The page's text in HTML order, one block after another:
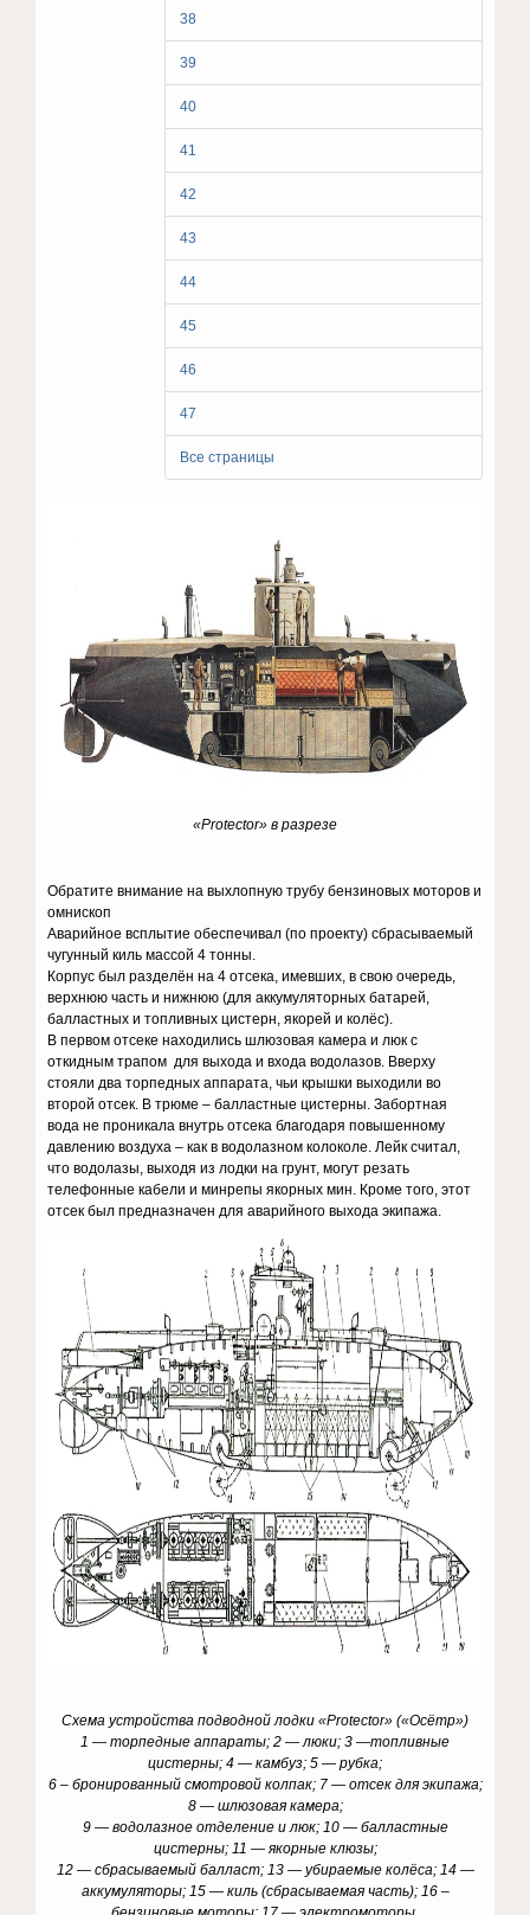
38
39
40
41
42
43
44
45
46
47
Все страницы
«Protector» в разрезе
Обратите внимание на выхлопную трубу бензиновых моторов и
омнископ
Аварийное всплытие обеспечивал (по проекту) сбрасываемый
чугунный киль массой 4 тонны.
Корпус был разделён на 4 отсека, имевших, в свою очередь,
верхнюю часть и нижнюю (для аккумуляторных батарей,
балластных и топливных цистерн, якорей и колёс).
В первом отсеке находились шлюзовая камера и люк с
откидным трапом для выхода и входа водолазов. Вверху
стояли два торпедных аппарата, чьи крышки выходили во
второй отсек. В трюме – балластные цистерны. Забортная
вода не проникала внутрь отсека благодаря повышенному
давлению воздуха – как в водолазном колоколе. Лейк считал,
что водолазы, выходя из лодки на грунт, могут резать
телефонные кабели и минрепы якорных мин. Кроме того, этот
отсек был предназначен для аварийного выхода экипажа.
Схема устройства подводной лодки «Protector» («Осётр»)
1 — торпедные аппараты; 2 — люки; 3 —топливные
цистерны; 4 — камбуз; 5 — рубка;
6 – бронированный смотровой колпак; 7 — отсек для экипажа;
8 — шлюзовая камера;
9 — водолазное отделение и люк; 10 — балластные
цистерны; 11 — якорные клюзы;
12 — сбрасываемый балласт; 13 — убираемые колёса; 14 —
аккумуляторы; 15 — киль (сбрасываемая часть); 16 –